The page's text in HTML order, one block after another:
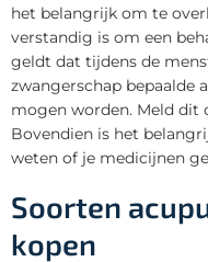
het belangrijk om te
verstandig is om een
geldt dat tijdens de
zwangerschap
mogen worden. Meld dit
Bovendien is het
weten of je medicijnen
Soorten
kopen